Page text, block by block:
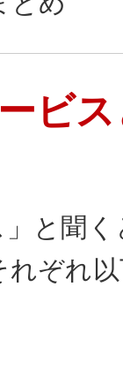
ビ
」と聞
れぞれ